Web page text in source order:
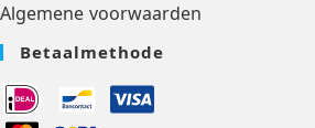
Algemene voorwaarden
Betaalmethode